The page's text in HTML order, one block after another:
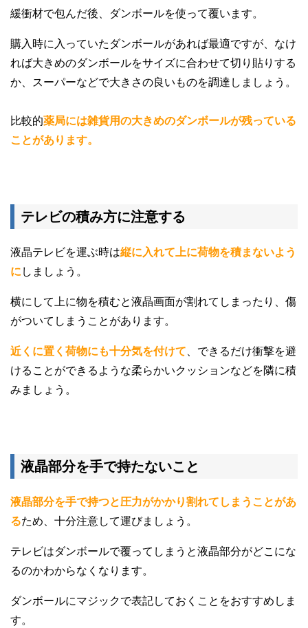
緩衝材で包んだ後、ダンボールを使って覆います。
購入時に入っていたダンボールがあれば最適ですが、なけ
れば大きめのダンボールをサイズに合わせて切り貼りする
か、スーパーなどで大きさの良いものを調達しましょう。
比較的薬局には雑貨用の大きめのダンボールが残っている
ことがあります。
テレビの積み方に注意する
液晶テレビを運ぶ時は縦に入れて上に荷物を積まないよう
に しましょう。
横にして上に物を積むと液晶画面が割れてしまったり、傷
がついてしまうことがあります。
近くに置く荷物にも十分気を付けて 、できるだけ衝撃を避
けることができるような柔らかいクッションなどを隣に積
みましょう。
液晶部分を手で持たないこと
液晶部分を手で持つと圧力がかかり割れてしまうことがあ
るため、十分注意して運びましょう。
テレビはダンボールで覆ってしまうと液晶部分がどこにな
るのかわからなくなります。
ダンボールにマジックで表記しておくことをおすすめしま
す。